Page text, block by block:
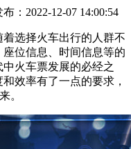
布： 2022-12-07 14:00:54
选择火车出行的人群不
位信息、时间信息等的
火车票发展的必经之
效率有了一点的要求，
。